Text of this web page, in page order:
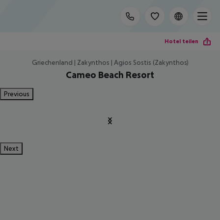
Hotel teilen
Griechenland | Zakynthos | Agios Sostis (Zakynthos)
Cameo Beach Resort
Previous
Next